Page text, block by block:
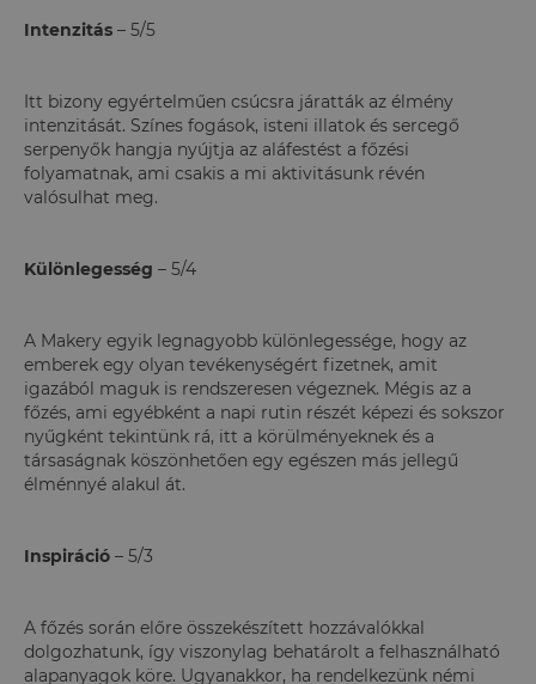
Intenzitás – 5/5
Itt bizony egyértelműen csúcsra járatták az élmény
intenzitását. Színes fogások, isteni illatok és sercegő
serpenyők hangja nyújtja az aláfestést a főzési
folyamatnak, ami csakis a mi aktivitásunk révén
valósulhat meg.
Különlegesség – 5/4
A Makery egyik legnagyobb különlegessége, hogy az
emberek egy olyan tevékenységért fizetnek, amit
igazából maguk is rendszeresen végeznek. Mégis az a
főzés, ami egyébként a napi rutin részét képezi és sokszor
nyűgként tekintünk rá, itt a körülményeknek és a
társaságnak köszönhetően egy egészen más jellegű
élménnyé alakul át.
Inspiráció – 5/3
A főzés során előre összekészített hozzávalókkal
dolgozhatunk, így viszonylag behatárolt a felhasználható
alapanyagok köre. Ugyanakkor, ha rendelkezünk némi